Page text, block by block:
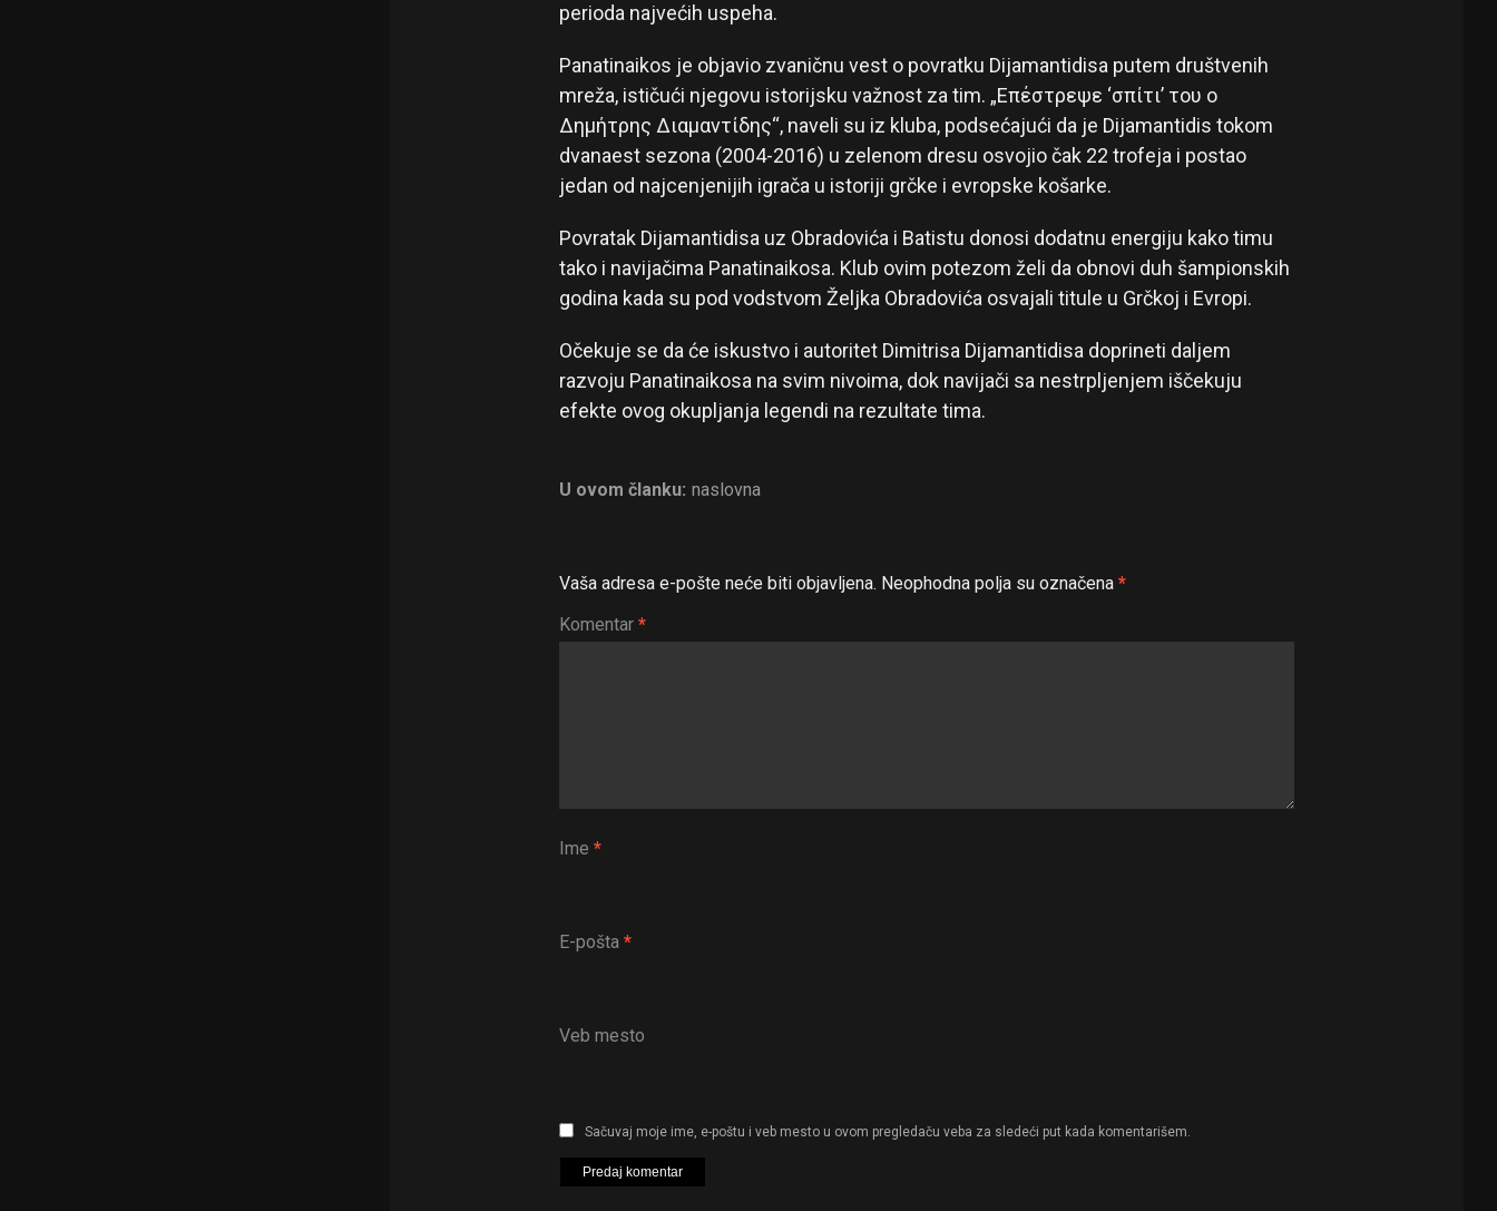
perioda najvećih uspeha.
Panatinaikos je objavio zvaničnu vest o povratku Dijamantidisa putem društvenih
mreža, ističući njegovu istorijsku važnost za tim. „Επέστρεψε ‘σπίτι’ του ο
Δημήτρης Διαμαντίδης“, naveli su iz kluba, podsećajući da je Dijamantidis tokom
dvanaest sezona (2004-2016) u zelenom dresu osvojio čak 22 trofeja i postao
jedan od najcenjenijih igrača u istoriji grčke i evropske košarke.
Povratak Dijamantidisa uz Obradovića i Batistu donosi dodatnu energiju kako timu
tako i navijačima Panatinaikosa. Klub ovim potezom želi da obnovi duh šampionskih
godina kada su pod vodstvom Željka Obradovića osvajali titule u Grčkoj i Evropi.
Očekuje se da će iskustvo i autoritet Dimitrisa Dijamantidisa doprineti daljem
razvoju Panatinaikosa na svim nivoima, dok navijači sa nestrpljenjem iščekuju
efekte ovog okupljanja legendi na rezultate tima.
U ovom članku: naslovna
Vaša adresa e-pošte neće biti objavljena. Neophodna polja su označena *
Komentar *
Ime *
E-pošta *
Veb mesto
Sačuvaj moje ime, e-poštu i veb mesto u ovom pregledaču veba za sledeći put kada komentarišem.